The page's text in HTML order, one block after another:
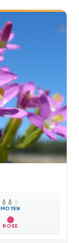
💧 💧 💧
MOYEN
ROSE